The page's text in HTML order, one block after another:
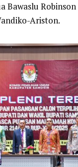
Bawaslu
Ariston.